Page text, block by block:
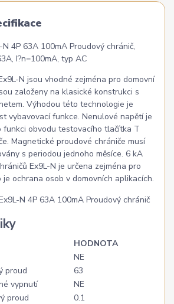
4P 63A 100mA Proudový chránič,
I?n=100mA, typ AC
N jsou vhodné zejména pro domovní
založeny na klasické konstrukci s
Výhodou této technologie je
vybavovací funkce. Nenulové napětí je
funkci obvodu testovacího tlačítka T
Magnetické proudové chrániče musí
s periodou jednoho měsíce. 6 kA
Ex9L-N je určena zejména pro
ochrana osob v domovních aplikacích.
HODNOTA
NE
proud
63
vypnutí
NE
proud
0.1